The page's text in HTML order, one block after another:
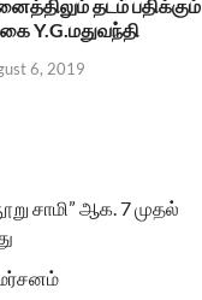
தடம் பதிக்கும்
Y.G.மதுவந்தி
6, 2019
சாமி” ஆக. 7 முதல்